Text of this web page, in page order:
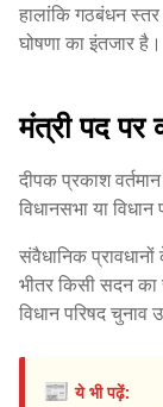
हालांकि गठबंधन
घोषणा का इंतजार है।
मंत्री पद पर
दीपक प्रकाश
विधानसभा या
संवैधानिक
भीतर किसी सदन
विधान परिषद चुनाव
📰ये भी पढ़ें: